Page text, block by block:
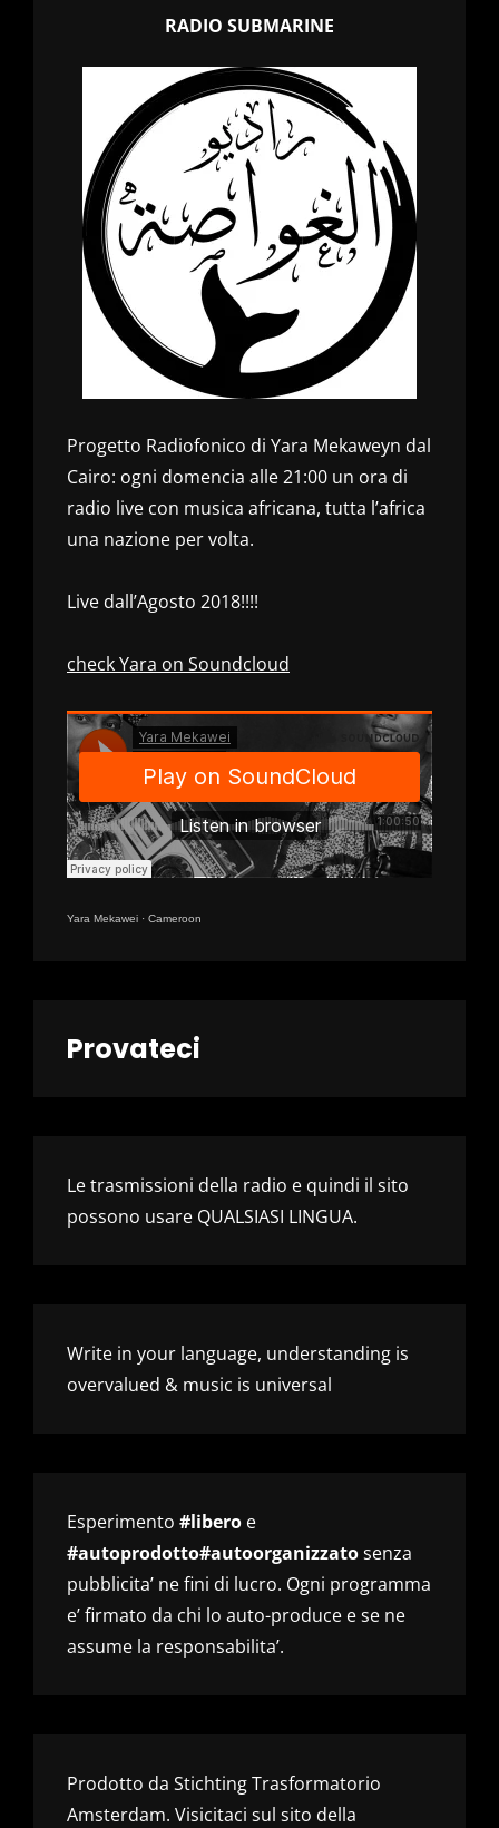
RADIO SUBMARINE
Progetto Radiofonico di Yara Mekaweyn dal
Cairo: ogni domencia alle 21:00 un ora di
radio live con musica africana, tutta l’africa
una nazione per volta.
Live dall’Agosto 2018!!!!
check Yara on Soundcloud
Yara Mekawei · Cameroon
Provateci
Le trasmissioni della radio e quindi il sito
possono usare QUALSIASI LINGUA.
Write in your language, understanding is
overvalued & music is universal
Esperimento #libero e
#autoprodotto#autoorganizzatosenza
pubblicita’ ne fini di lucro. Ogni programma
e’ firmato da chi lo auto-produce e se ne
assume la responsabilita’.
Prodotto da Stichting Trasformatorio
Amsterdam. Visicitaci sul sito della